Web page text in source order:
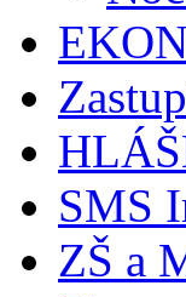
SMS
ZŠ a